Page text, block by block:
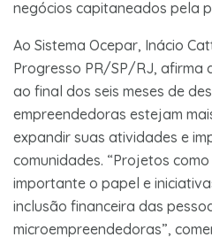
negócios capitaneados pela
Ao Sistema Ocepar, Inácio
Progresso PR/SP/RJ, afirma
ao final dos seis meses de
empreendedoras estejam
expandir suas atividades e
comunidades. “Projetos
importante o papel e
inclusão financeira das
microempreendedoras”,